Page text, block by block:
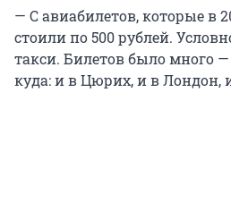
— С авиабилетов, которые в
стоили по 500 рублей.
такси. Билетов было много —
куда: и в Цюрих, и в Лондон,